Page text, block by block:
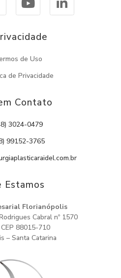
Contato
3024-0479
99152-3765
Estamos​
Florianópolis
Cabral nº 1570
88015-710
– Santa Catarina
de Uso
de Privacidade